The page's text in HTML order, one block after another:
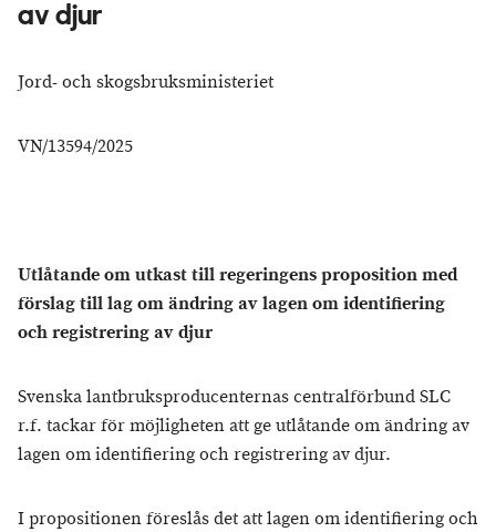
av djur
Jord- och skogsbruksministeriet
VN/13594/2025
Utlåtande om utkast till regeringens proposition med
förslag till lag om ändring av lagen om identifiering
och registrering av djur
Svenska lantbruksproducenternas centralförbund SLC
r.f. tackar för möjligheten att ge utlåtande om ändring av
lagen om identifiering och registrering av djur.
I propositionen föreslås det att lagen om identifiering och